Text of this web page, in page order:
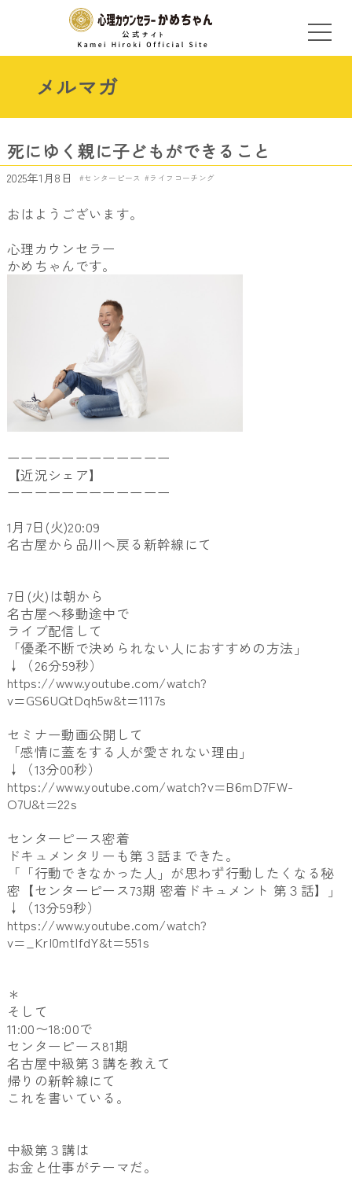
メルマガ
死にゆく親に子どもができること
2025年1月8日 センターピース ライフコーチング
おはようございます。
心理カウンセラー
かめちゃんです。
ーーーーーーーーーーーー
【近況シェア】
ーーーーーーーーーーーー
1月7日(火)20:09
名古屋から品川へ戻る新幹線にて
7日(火)は朝から
名古屋へ移動途中で
ライブ配信して
「優柔不断で決められない人におすすめの方法」
↓（26分59秒）
https://www.youtube.com/watch?
v=GS6UQtDqh5w&t=1117s
セミナー動画公開して
「感情に蓋をする人が愛されない理由」
↓（13分00秒）
https://www.youtube.com/watch?v=B6mD7FW-
O7U&t=22s
センターピース密着
ドキュメンタリーも第３話まできた。
「「行動できなかった人」が思わず行動したくなる秘
密【センターピース73期 密着ドキュメント 第３話】」
↓（13分59秒）
https://www.youtube.com/watch?
v=_KrI0mtIfdY&t=551s
＊
そして
11:00〜18:00で
センターピース81期
名古屋中級第３講を教えて
帰りの新幹線にて
これを書いている。
中級第３講は
お金と仕事がテーマだ。